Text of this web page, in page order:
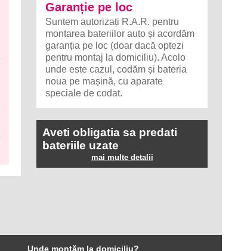
Garanție pe loc
Suntem autorizați R.A.R. pentru
montarea bateriilor auto și acordăm
garanția pe loc (doar dacă optezi
pentru montaj la domiciliu). Acolo
unde este cazul, codăm și bateria
noua pe mașină, cu aparate
speciale de codat.
Aveti obligatia sa predati
bateriile uzate
mai multe detalii
Unde montăm la domiciliu?